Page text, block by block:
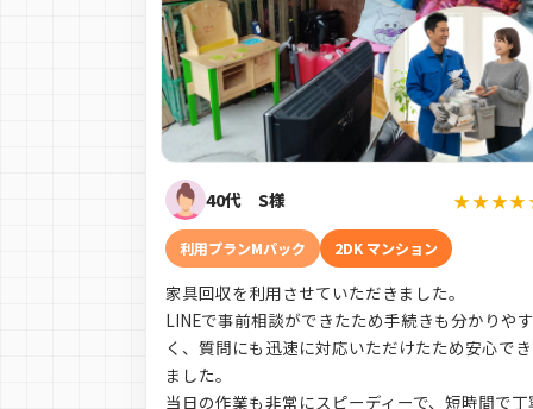
40代 S様
利用プランMパック 2DK マンション
家具回収を利用させていただきました。
LINEで事前相談ができたため手続きも分かりやす
く、質問にも迅速に対応いただけたため安心でき
ました。
当日の作業も非常にスピーディーで、短時間で丁